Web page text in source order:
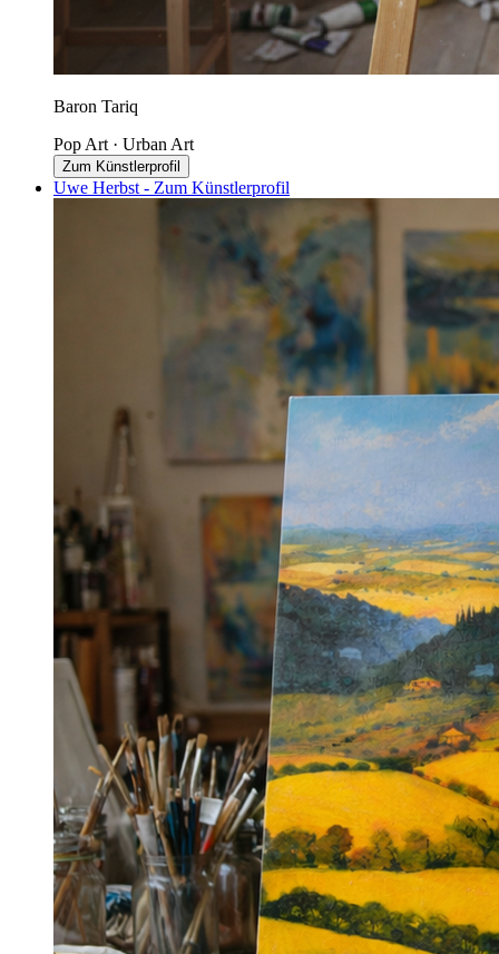
Baron Tariq
Pop Art · Urban Art
Zum Künstlerprofil
Uwe Herbst - Zum Künstlerprofil